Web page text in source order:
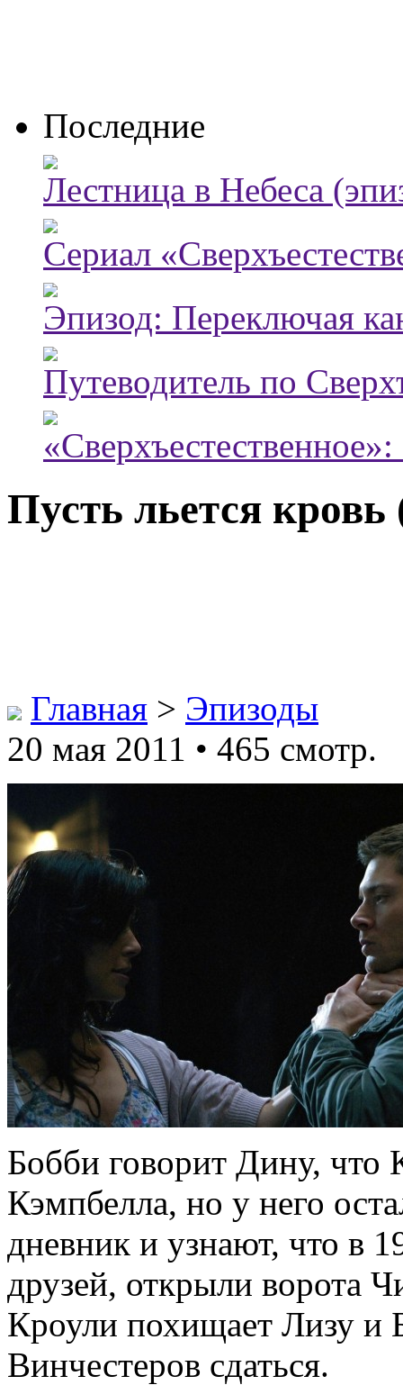
Последние
Лестница в Небеса
Сериал
Эпизод: Переключая
Путеводитель по
Пусть льется кровь
Главная > Эпизоды
20 мая 2011 • 465 смотр.
Бобби говорит Дину,
Кэмпбелла, но у него
дневник и узнают, что в
друзей, открыли ворота
Кроули похищает Лизу и
Винчестеров сдаться.